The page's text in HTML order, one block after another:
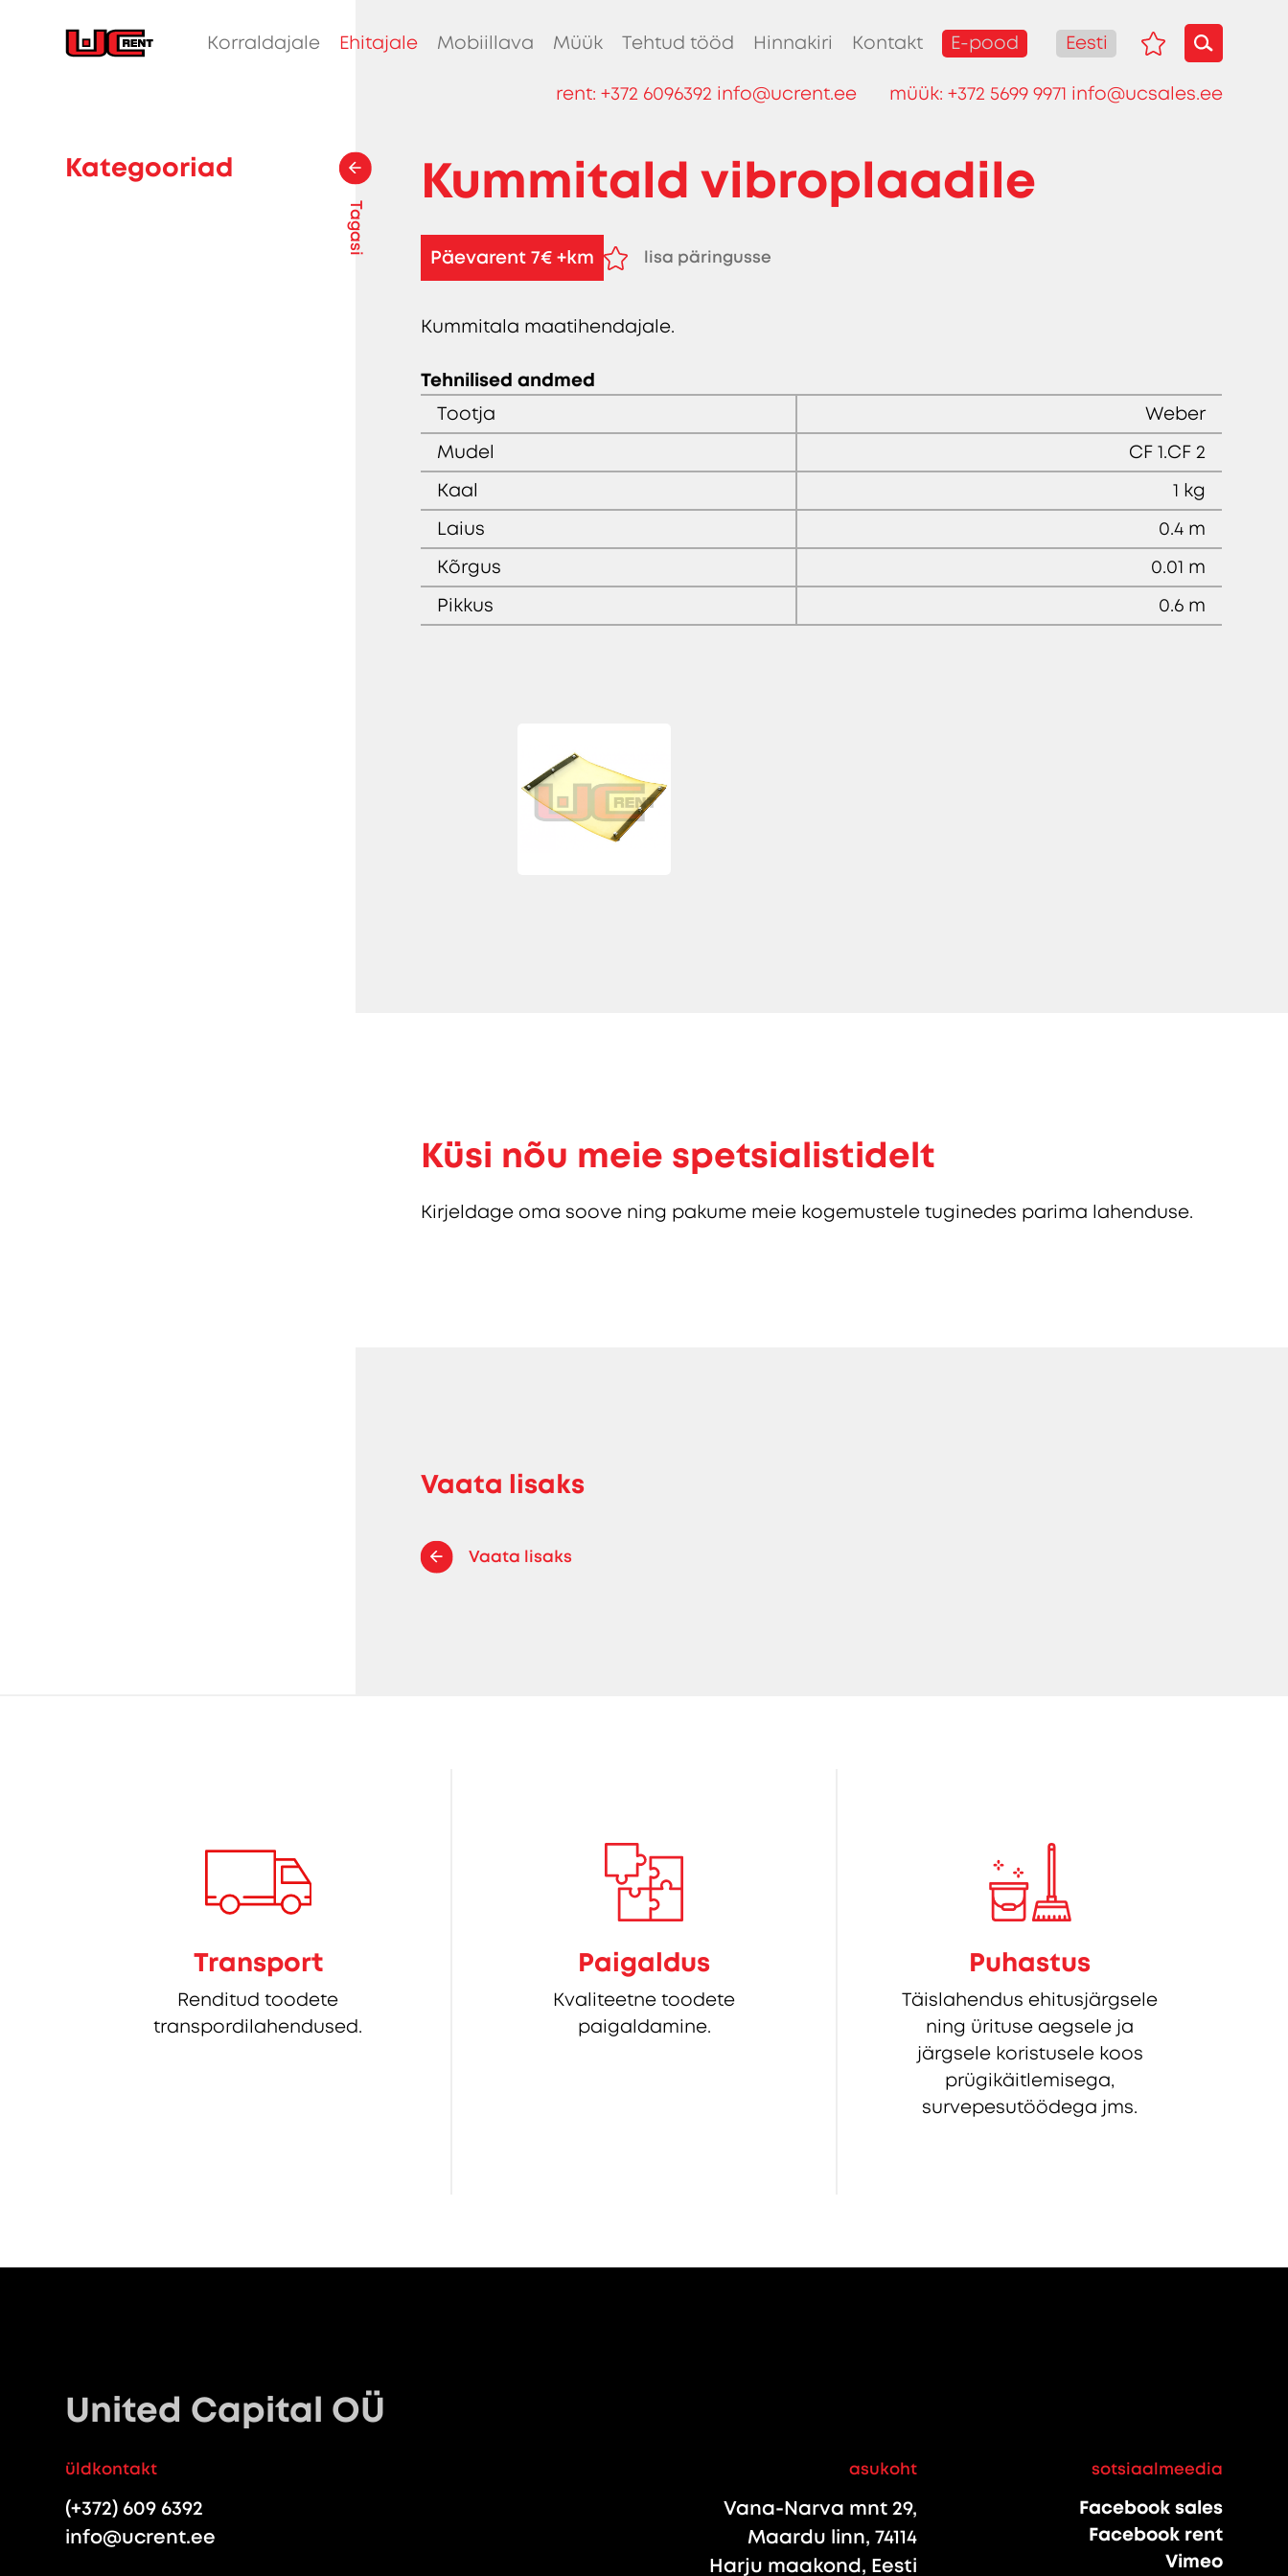
Korraldajale Ehitajale Mobiillava Müük Tehtud tööd Hinnakiri Kontakt E-pood Eesti
rent: +372 6096392 info@ucrent.ee müük: +372 5699 9971 info@ucsales.ee
Tagasi
Kategooriad Kummitald vibroplaadile
Päevarent 7€ +km
lisa päringusse
Kummitala maatihendajale.
Tehnilised andmed
Tootja
Weber
Mudel
CF 1.CF 2
Kaal
1 kg
Laius
0.4 m
Kõrgus
0.01 m
Pikkus
0.6 m
Küsi nõu meie spetsialistidelt
Kirjeldage oma soove ning pakume meie kogemustele tuginedes parima lahenduse.
Vaata lisaks
Vaata lisaks
Transport
Renditud toodete
transpordilahendused.
Paigaldus
Kvaliteetne toodete
paigaldamine.
Puhastus
Täislahendus ehitusjärgsele
ning ürituse aegsele ja
järgsele koristusele koos
prügikäitlemisega,
survepesutöödega jms.
United Capital OÜ
üldkontakt
(+372) 609 6392
info@ucrent.ee
asukoht
Vana-Narva mnt 29,
Maardu linn, 74114
Harju maakond, Eesti
sotsiaalmeedia
Facebook sales
Facebook rent
Vimeo